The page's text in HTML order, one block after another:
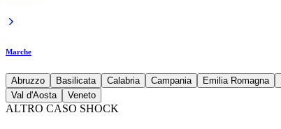
Marche
Abruzzo Basilicata Calabria Campania Emilia Romagna
Val d'Aosta
Veneto
ALTRO CASO SHOCK